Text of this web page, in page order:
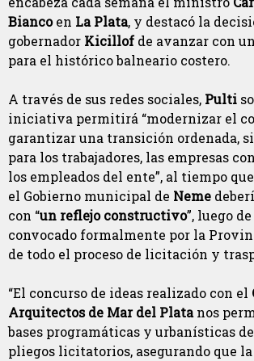
Biancoen La Plata, y destacó la
gobernador Kicillof de avanzar con
para el histórico balneario costero.
A través de sus redes sociales, Pulti
iniciativa permitirá “modernizar el
garantizar una transición ordenada,
para los trabajadores, las empresas
los empleados del ente”, al tiempo
el Gobierno municipal de Neme
con “un reflejo constructivo”, luego
convocado formalmente por la
de todo el proceso de licitación y
“El concurso de ideas realizado con el
Arquitectos de Mar del Platanos
bases programáticas y urbanísticas
pliegos licitatorios, asegurando que la